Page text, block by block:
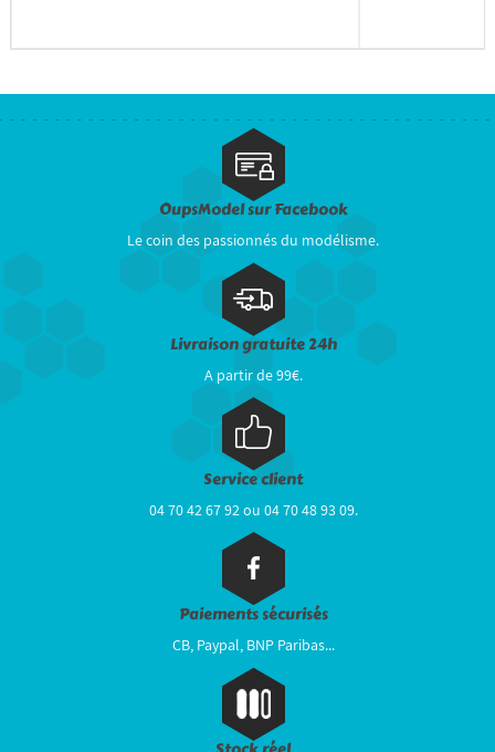
OupsModel sur Facebook
Le coin des passionnés du modélisme.
Livraison gratuite 24h
A partir de 99€.
Service client
04 70 42 67 92 ou 04 70 48 93 09.
Paiements sécurisés
CB, Paypal, BNP Paribas...